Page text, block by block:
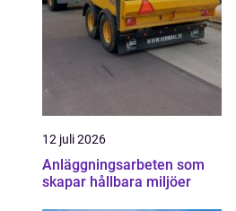
12 juli 2026
Anläggningsarbeten som
skapar hållbara miljöer